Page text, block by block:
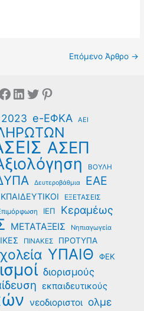
Επόμενο Άρθρο →
Linkedin
Twitter
Pinterest
2023 e-ΕΦΚΑ ΑΕΙ
ΑΣΕΠ
ΒΟΥΛΗ
Δευτεροβάθμια ΕΑΕ
ΕΞΕΤΑΣΕΙΣ
ΙΕΠ Κεραμέως
ΜΕΤΑΤΑΞΕΙΣ
Νηπιαγωγεία
ΠΙΝΑΚΕΣ ΠΡΟΤΥΠΑ
ΥΠΑΙΘ ΦΕΚ
διορισμούς
εκπαιδευτικούς
νεοδιοριστοι ολμε